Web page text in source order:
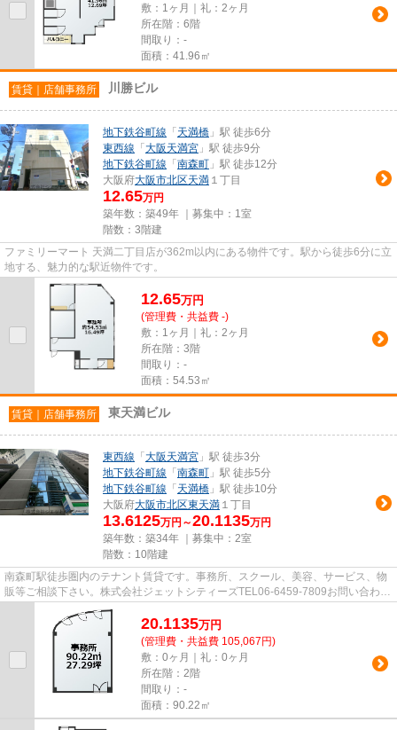
敷：1ヶ月｜礼：2ヶ月
所在階：6階
間取り：-
面積：41.96㎡
賃貸｜店舗事務所 川勝ビル
地下鉄谷町線 「 天満橋 」駅 徒歩6分
東西線 「 大阪天満宮 」駅 徒歩9分
地下鉄谷町線 「 南森町 」駅 徒歩12分
大阪府大阪市北区天満 １丁目
12.65万円
築年数：築49年 ｜募集中： 1室
階数：3階建
ファミリーマート 天満二丁目店が362m以内にある物件です。駅から徒歩6分に立
地する、魅力的な駅近物件です。
12.65万円
(管理費・共益費 -)
敷：1ヶ月｜礼：2ヶ月
所在階：3階
間取り：-
面積：54.53㎡
賃貸｜店舗事務所 東天満ビル
東西線 「 大阪天満宮 」駅 徒歩3分
地下鉄谷町線 「 南森町 」駅 徒歩5分
地下鉄谷町線 「 天満橋 」駅 徒歩10分
大阪府大阪市北区東天満 １丁目
13.6125万円～20.1135万円
築年数：築34年 ｜募集中： 2室
階数：10階建
南森町駅徒歩圏内のテナント賃貸です。事務所、スクール、美容、サービス、物
販等ご相談下さい。株式会社ジェットシティーズTEL06-6459-7809お問い合わせ
20.1135万円
(管理費・共益費 105,067円)
敷：0ヶ月｜礼：0ヶ月
所在階：2階
間取り：-
面積：90.22㎡